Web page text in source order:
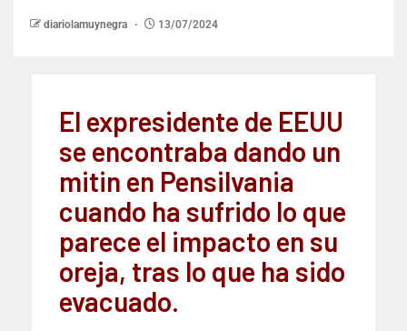
diariolamuynegra 13/07/2024
El expresidente de EEUU
se encontraba dando un
mitin en Pensilvania
cuando ha sufrido lo que
parece el impacto en su
oreja, tras lo que ha sido
evacuado.